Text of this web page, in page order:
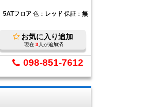
5ATフロア 色： レッド 保証： 無
お気に入り追加
現在 3人が追加済
098-851-7612